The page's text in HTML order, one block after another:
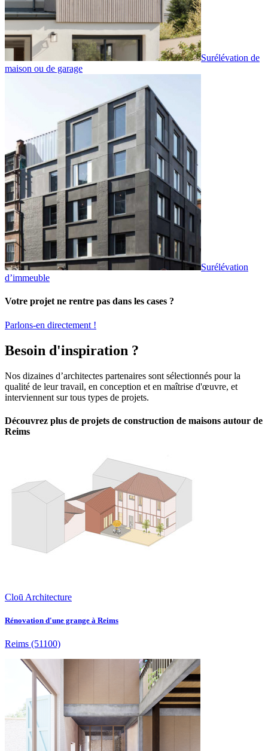
Surélévation de
maison ou de garage
Surélévation
d’immeuble
Votre projet ne rentre pas dans les cases ?
Parlons-en directement !
Besoin d'inspiration ?
Nos dizaines d’architectes partenaires sont sélectionnés pour la
qualité de leur travail, en conception et en maîtrise d'œuvre, et
interviennent sur tous types de projets.
Découvrez plus de projets de construction de maisons autour de
Reims
Cloū Architecture
Rénovation d'une grange à Reims
Reims (51100)